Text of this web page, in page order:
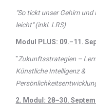
"So tickt unser Gehirn
leicht" (inkl. LRS)
Modul PLUS: 09.–11.
"Zukunftsstrategien –
Künstliche Intelligenz &
2. Modul: 28–30.